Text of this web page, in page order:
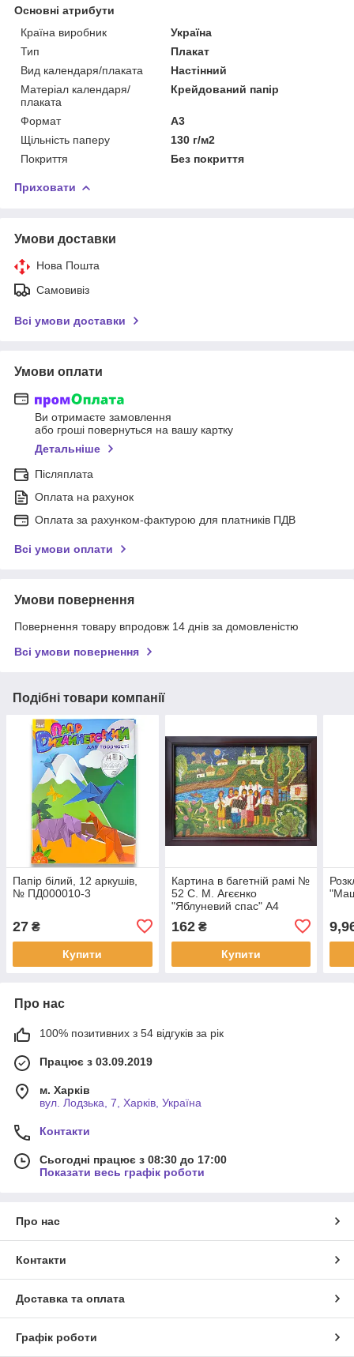
Основні атрибути
Країна виробник
Україна
Тип
Плакат
Вид календаря/плаката
Настінний
Матеріал календаря/
плаката
Крейдований папір
Формат
A3
Щільність паперу
130 г/м2
Покриття
Без покриття
Приховати
Умови доставки
Нова Пошта
Самовивіз
Всі умови доставки
Умови оплати
Ви отримаєте замовлення
або гроші повернуться на вашу картку
Детальніше
Післяплата
Оплата на рахунок
Оплата за рахунком-фактурою для платників ПДВ
Всі умови оплати
Умови повернення
Повернення товару впродовж 14 днів за домовленістю
Всі умови повернення
Подібні товари компанії
Папір білий, 12 аркушів,
№ ПД000010-3
27 ₴
Купити
Картина в багетній рамі №
52 С. М. Агєєнко
"Яблуневий спас" A4
162₴
Купити
Про нас
100% позитивних з 54 відгуків за рік
Працює з 03.09.2019
м. Харків
вул. Лодзька, 7, Харків, Україна
Контакти
Сьогодні працює з 08:30 до 17:00
Показати весь графік роботи
Про нас
Контакти
Доставка та оплата
Графік роботи